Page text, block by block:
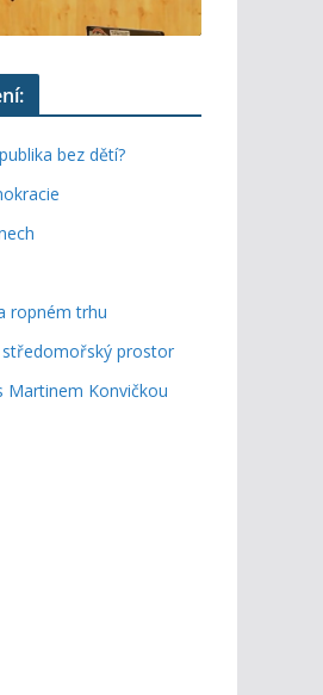
bez dětí?
ropném trhu
středomořský prostor
Martinem Konvičkou